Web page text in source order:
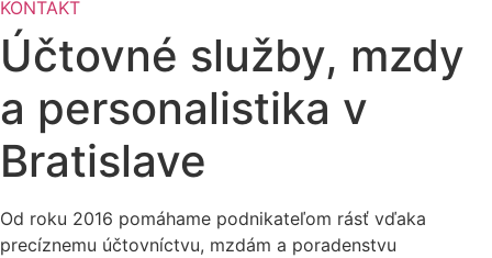
KONTAKT
Účtovné služby, mzdy
a personalistika v
Bratislave
Od roku 2016 pomáhame podnikateľom rásť vďaka
precíznemu účtovníctvu, mzdám a poradenstvu